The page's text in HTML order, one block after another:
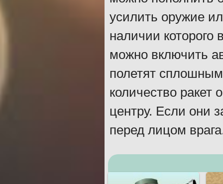
усилить оружие
наличии которого
можно включить
полетят
количество ракет
центру. Если они
перед лицом